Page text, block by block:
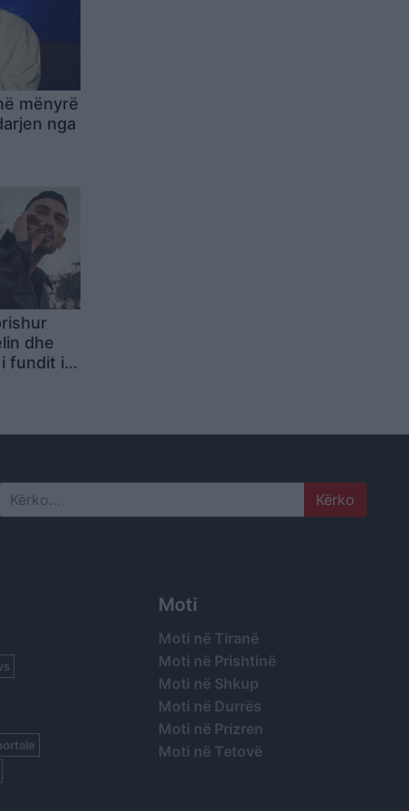
mënyrë
nga
dhe
fundit i
Moti
Moti në Tiranë
Moti në Prishtinë
Moti në Shkup
Moti në Durrës
Moti në Prizren
Moti në Tetovë